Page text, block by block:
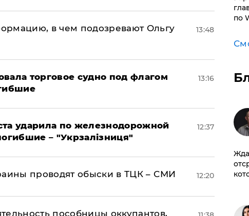
в чем подозревают Ольгу
13:48
торговое судно под флагом
13:16
ударила по железнодорожной
– "Укрзалізниця"
12:37
проводят обыски в ТЦК – СМИ 12:20
пособницы оккупантов,
по